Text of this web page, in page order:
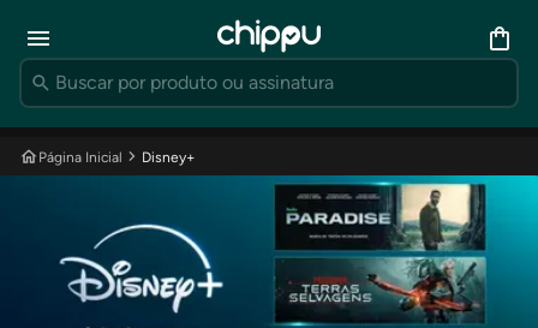
Página Inicial Disney+